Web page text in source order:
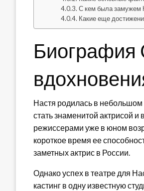
С кем была замужем
Какие еще
Биография
Настя родилась в
стать знаменитой актрисой
режиссерами уже в юном
короткое время ее
заметных актрис в России.
Однако успех в театре для
кастинг в одну известную